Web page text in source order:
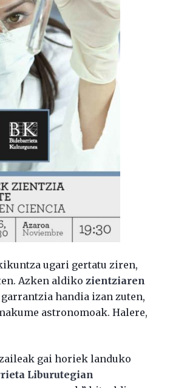
ugari gertatu ziren,
Azken aldikozientziaren
handia izan zuten,
astronomoak. Halere,
gai horiek landuko
Liburutegian